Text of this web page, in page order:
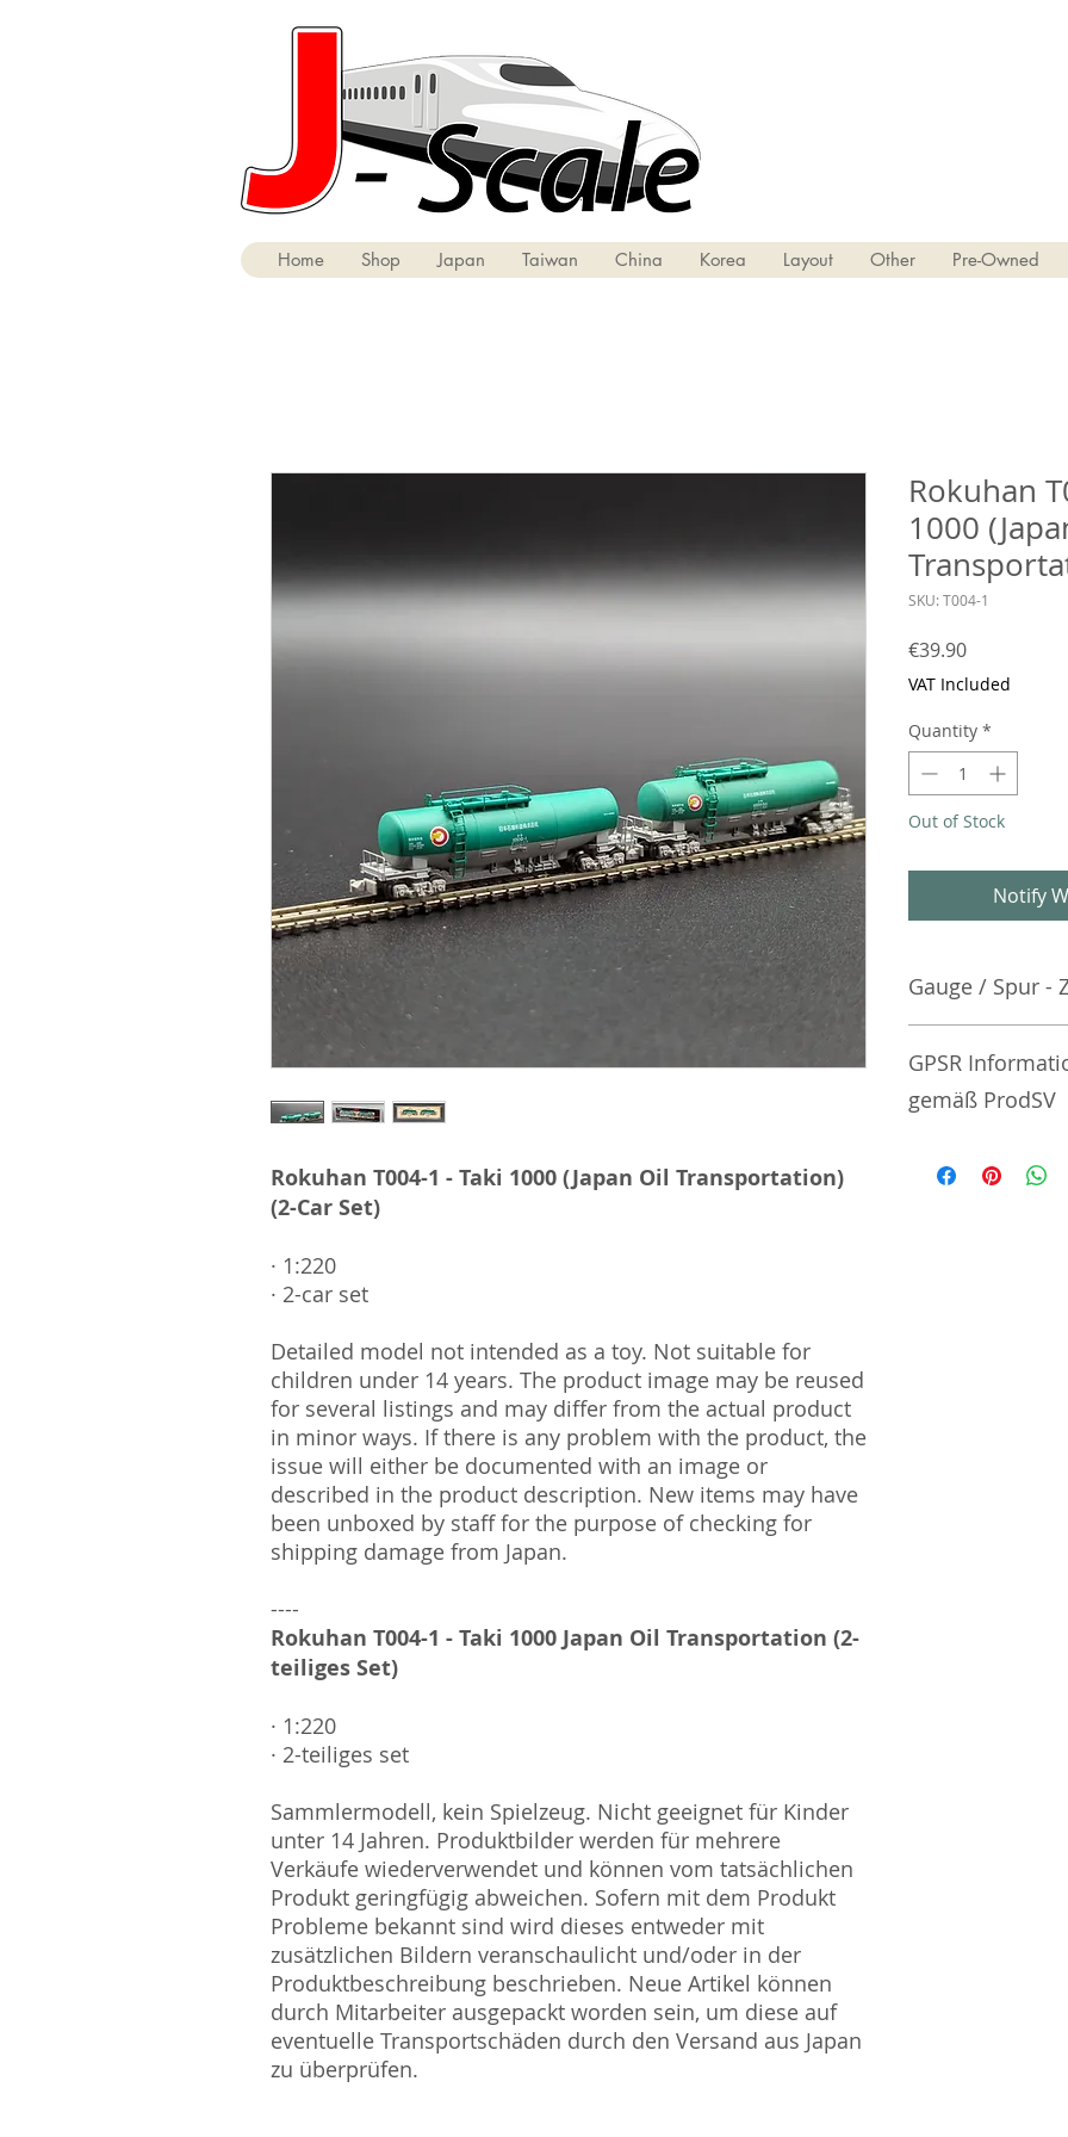
Home Shop Japan Taiwan China Korea Layout Other Pre-Owned
Rokuhan T004-1 - Taki 1000 (Japan Oil Transportation)
(2-Car Set)
· 1:220
· 2-car set
Detailed model not intended as a toy. Not suitable for
children under 14 years. The product image may be reused
for several listings and may differ from the actual product
in minor ways. If there is any problem with the product, the
issue will either be documented with an image or
described in the product description. New items may have
been unboxed by staff for the purpose of checking for
shipping damage from Japan.
----
Rokuhan T004-1 - Taki 1000 Japan Oil Transportation (2-
teiliges Set)
· 1:220
· 2-teiliges set
Sammlermodell, kein Spielzeug. Nicht geeignet für Kinder
unter 14 Jahren. Produktbilder werden für mehrere
Verkäufe wiederverwendet und können vom tatsächlichen
Produkt geringfügig abweichen. Sofern mit dem Produkt
Probleme bekannt sind wird dieses entweder mit
zusätzlichen Bildern veranschaulicht und/oder in der
Produktbeschreibung beschrieben. Neue Artikel können
durch Mitarbeiter ausgepackt worden sein, um diese auf
eventuelle Transportschäden durch den Versand aus Japan
zu überprüfen.
Rokuhan
1000
SKU: T004-1
€39.90Price
VAT Included
Quantity *
Out of Stock
Notify
Gauge / Spur -
GPSR
gemäß ProdSV
Manufacturer /